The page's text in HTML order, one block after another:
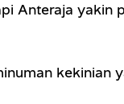
Anteraja yakin
kekinian